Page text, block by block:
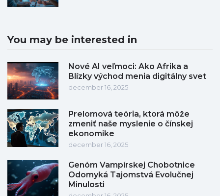
You may be interested in
Nové AI veľmoci: Ako Afrika a
Blízky východ menia digitálny svet
december 16, 2025
Prelomová teória, ktorá môže
zmeniť naše myslenie o čínskej
ekonomike
december 16, 2025
Genóm Vampírskej Chobotnice
Odomyká Tajomstvá Evolučnej
Minulosti